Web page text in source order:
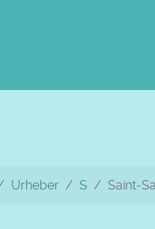
Urheber S Saint-